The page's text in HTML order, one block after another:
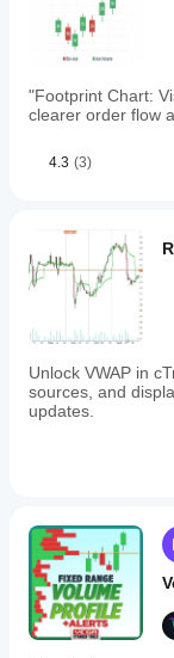
"Footprint Chart:
clearer order flow
4.3 (3)
Unlock VWAP in
sources, and
updates.